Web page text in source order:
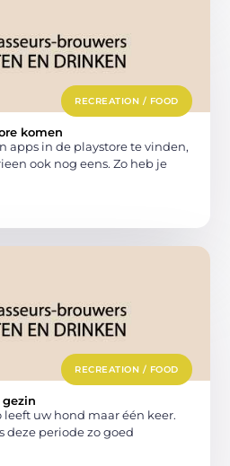
RECREATION / FOOD
komen
apps in de playstore te vinden,
ook nog eens. Zo heb je
RECREATION / FOOD
leeft uw hond maar één keer.
deze periode zo goed